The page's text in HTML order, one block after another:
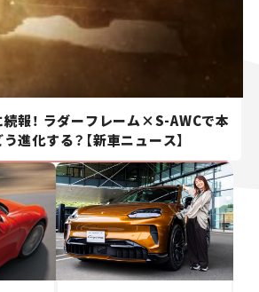
続報！ ラダーフレーム×S-AWCで本
進化する？【新車ニュース】